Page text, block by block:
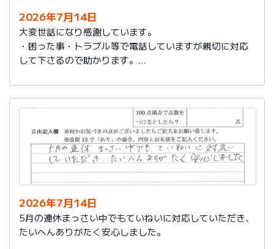
2026年7月14日
大変世話になり感謝しています。
・困った事・トラブル等で電話していますが親切に対応
して下さるので助かります。
にも嫌な顔せず一生懸命して下さり頭が下がります。
・社員さんは、借りている駐車場の場所をメモしておら
れたのにはびっくりしました。（社員さんはよろしくお
伝え下さい）
今後もよろしくお願いします。
2026年7月14日
5月の連休まっさい中でもていねいに対応していただき、
たいへんありがたく安心しました。